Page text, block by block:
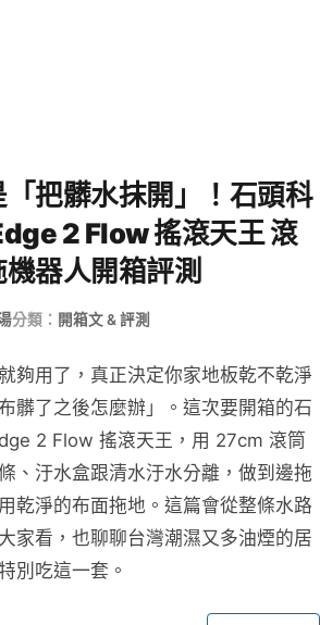
把髒水抹開」！石頭科
2 Flow 搖滾天王 滾
器人開箱評測
分類： 開箱文 & 評測
夠用了，真正決定你家地板乾不乾淨
髒了之後怎麼辦」。這次要開箱的石
2 Flow 搖滾天王，用 27cm 滾筒
、汙水盒跟清水汙水分離，做到邊拖
乾淨的布面拖地。這篇會從整條水路
家看，也聊聊台灣潮濕又多油煙的居
別吃這一套。